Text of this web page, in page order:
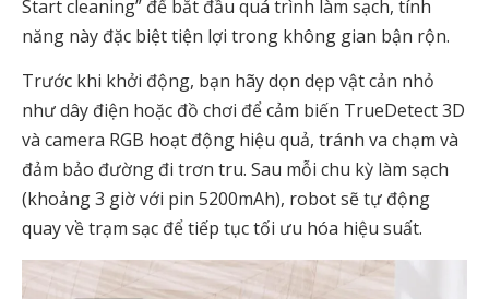
Start cleaning” để bắt đầu quá trình làm sạch, tính
năng này đặc biệt tiện lợi trong không gian bận rộn.
Trước khi khởi động, bạn hãy dọn dẹp vật cản nhỏ
như dây điện hoặc đồ chơi để cảm biến TrueDetect 3D
và camera RGB hoạt động hiệu quả, tránh va chạm và
đảm bảo đường đi trơn tru. Sau mỗi chu kỳ làm sạch
(khoảng 3 giờ với pin 5200mAh), robot sẽ tự động
quay về trạm sạc để tiếp tục tối ưu hóa hiệu suất.